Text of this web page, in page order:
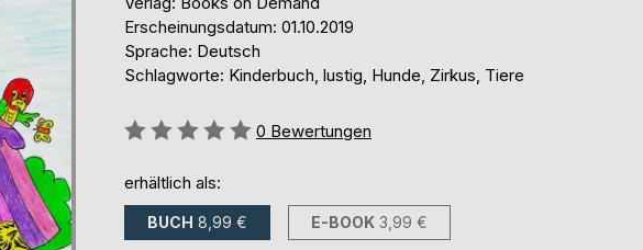
Erscheinungsdatum: 01.10.2019
Sprache: Deutsch
Schlagworte: Kinderbuch, lustig, Hunde, Zirkus, Tiere
Bewertung::
0 Bewertungen
erhältlich als:
BUCH 8,99 € E-BOOK 3,99 €